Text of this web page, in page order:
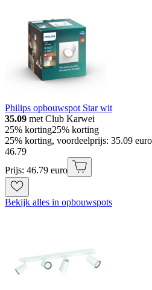
Philips opbouwspot Star wit
35.09 met Club Karwei
25% korting25% korting
25% korting, voordeelprijs: 35.09
46.79
Prijs: 46.79 euro
Bekijk alles in opbouwspots